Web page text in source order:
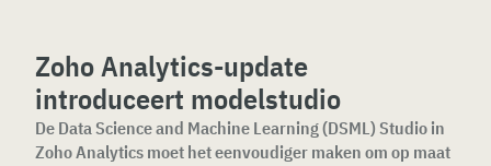
Zoho Analytics-update
introduceert modelstudio
De Data Science and Machine Learning (DSML) Studio in
Zoho Analytics moet het eenvoudiger maken om op maat